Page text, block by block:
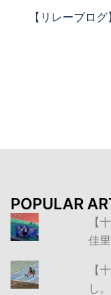
【リレーブロ
POPULAR
【
佳
【
し